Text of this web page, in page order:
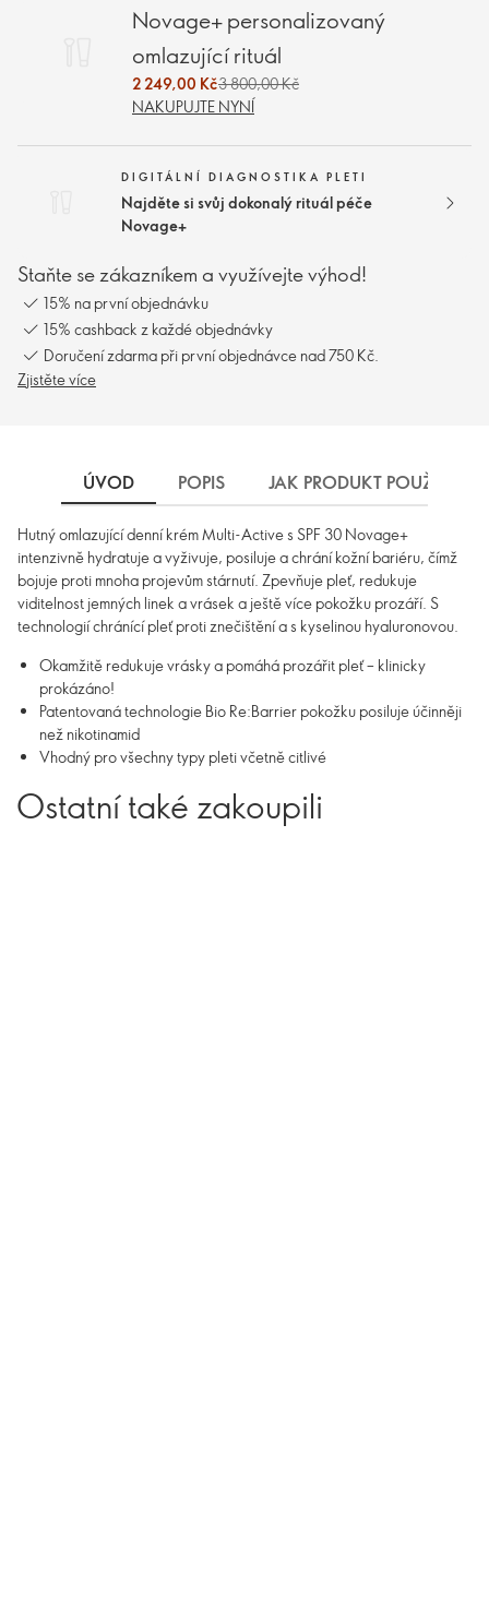
Novage+ personalizovaný
omlazující rituál
2 249,00 Kč3 800,00 Kč
NAKUPUJTE NYNÍ
DIGITÁLNÍ DIAGNOSTIKA PLETI
Najděte si svůj dokonalý rituál péče
Novage+
Staňte se zákazníkem a využívejte výhod!
15% na první objednávku
15% cashback z každé objednávky
Doručení zdarma při první objednávce nad 750 Kč.
Zjistěte více
ÚVOD POPIS JAK PRODUKT POUŽÍVAT
Hutný omlazující denní krém Multi-Active s SPF 30 Novage+
intenzivně hydratuje a vyživuje, posiluje a chrání kožní bariéru, čímž
bojuje proti mnoha projevům stárnutí. Zpevňuje pleť, redukuje
viditelnost jemných linek a vrásek a ještě více pokožku prozáří. S
technologií chránící pleť proti znečištění a s kyselinou hyaluronovou.
Okamžitě redukuje vrásky a pomáhá prozářit pleť – klinicky
prokázáno!
Patentovaná technologie Bio Re:Barrier pokožku posiluje účinněji
než nikotinamid
Vhodný pro všechny typy pleti včetně citlivé
Ostatní také zakoupili